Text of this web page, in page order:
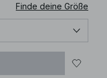
Finde deine Größe